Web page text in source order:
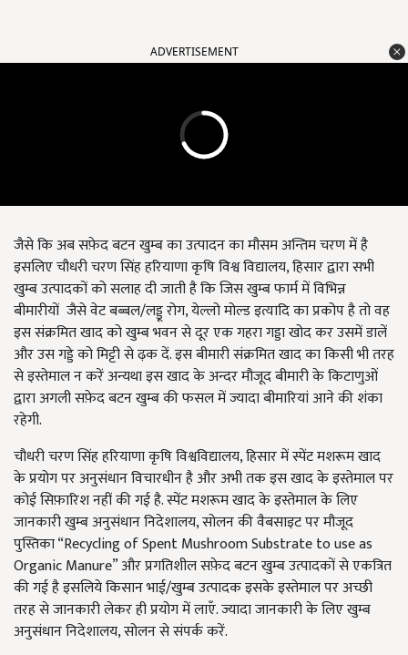
ADVERTISEMENT
जैसे कि अब सफ़ेद बटन खुम्ब का उत्पादन का मौसम अन्तिम चरण में है
इसलिए चौधरी चरण सिंह हरियाणा कृषि विश्व विद्यालय, हिसार द्वारा सभी
खुम्ब उत्पादकों को सलाह दी जाती है कि जिस खुम्ब फार्म में विभिन्न
बीमारीयों जैसे वेट बब्बल/लड्डू रोग, येल्लो मोल्ड इत्यादि का प्रकोप है तो वह
इस संक्रमित खाद को खुम्ब भवन से दूर एक गहरा गड्डा खोद कर उसमें डालें
और उस गड्डे को मिट्टी से ढ़क दें. इस बीमारी संक्रमित खाद का किसी भी तरह
से इस्तेमाल न करें अन्यथा इस खाद के अन्दर मौजूद बीमारी के किटाणुओं
द्वारा अगली सफ़ेद बटन खुम्ब की फसल में ज्यादा बीमारियां आने की शंका
रहेगी.
चौधरी चरण सिंह हरियाणा कृषि विश्वविद्यालय, हिसार में स्पेंट मशरूम खाद
के प्रयोग पर अनुसंधान विचारधीन है और अभी तक इस खाद के इस्तेमाल पर
कोई सिफ़ारिश नहीं की गई है. स्पेंट मशरूम खाद के इस्तेमाल के लिए
जानकारी खुम्ब अनुसंधान निदेशालय, सोलन की वैबसाइट पर मौजूद
पुस्तिका “Recycling of Spent Mushroom Substrate to use as
Organic Manure” और प्रगतिशील सफ़ेद बटन खुम्ब उत्पादकों से एकत्रित
की गई है इसलिये किसान भाई/खुम्ब उत्पादक इसके इस्तेमाल पर अच्छी
तरह से जानकारी लेकर ही प्रयोग में लाएँ. ज्यादा जानकारी के लिए खुम्ब
अनुसंधान निदेशालय, सोलन से संपर्क करें.